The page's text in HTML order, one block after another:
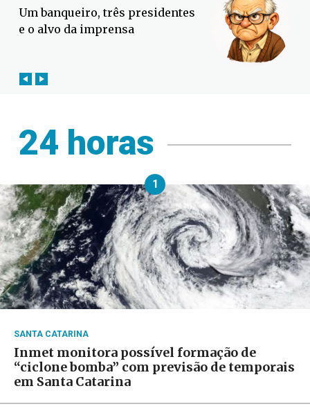
Defesa Civil lança campanha
contra o El Niño em SC
24 horas
1
SANTA CATARINA
Inmet monitora possível formação de
“ciclone bomba” com previsão de temporais
em Santa Catarina